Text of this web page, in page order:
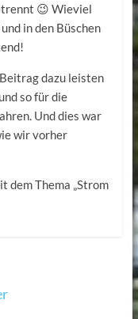
😉 Wieviel
in den Büschen
dazu leisten
so für die
Und dies war
wir vorher
dem Thema „Strom